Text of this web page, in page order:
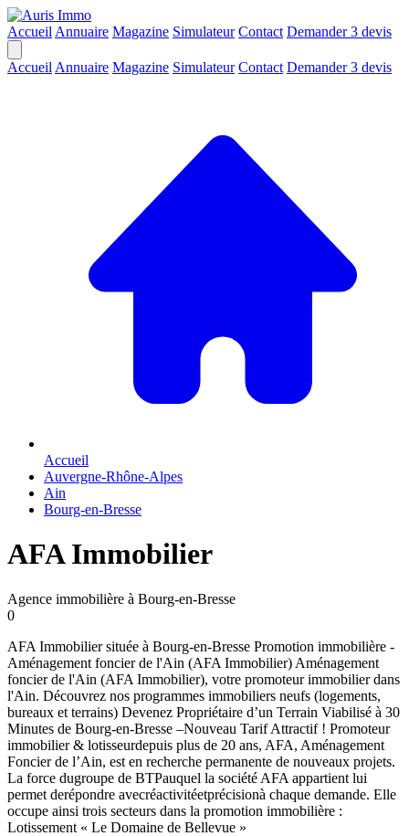
Accueil Annuaire Magazine Simulateur Contact Demander 3 devis
Accueil Annuaire Magazine Simulateur Contact Demander 3 devis
Accueil
Auvergne-Rhône-Alpes
Ain
Bourg-en-Bresse
AFA Immobilier
Agence immobilière à Bourg-en-Bresse
0
AFA Immobilier située à Bourg-en-Bresse Promotion immobilière -
Aménagement foncier de l'Ain (AFA Immobilier) Aménagement
foncier de l'Ain (AFA Immobilier), votre promoteur immobilier dans
l'Ain. Découvrez nos programmes immobiliers neufs (logements,
bureaux et terrains) Devenez Propriétaire d’un Terrain Viabilisé à 30
Minutes de Bourg-en-Bresse –Nouveau Tarif Attractif ! Promoteur
immobilier & lotisseurdepuis plus de 20 ans, AFA, Aménagement
Foncier de l’Ain, est en recherche permanente de nouveaux projets.
La force dugroupe de BTPauquel la société AFA appartient lui
permet derépondre avecréactivitéetprécisionà chaque demande. Elle
occupe ainsi trois secteurs dans la promotion immobilière :
Lotissement « Le Domaine de Bellevue »